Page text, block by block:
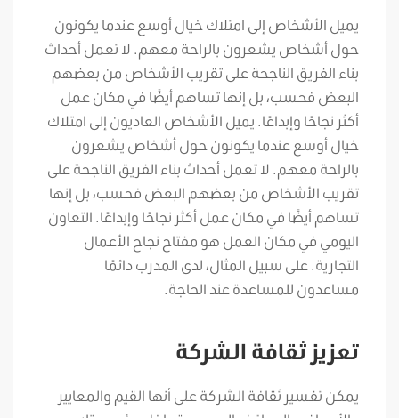
يميل الأشخاص إلى امتلاك خيال أوسع عندما يكونون
حول أشخاص يشعرون بالراحة معهم. لا تعمل أحداث
بناء الفريق الناجحة على تقريب الأشخاص من بعضهم
البعض فحسب، بل إنها تساهم أيضًا في مكان عمل
أكثر نجاحًا وإبداعًا. يميل الأشخاص العاديون إلى امتلاك
خيال أوسع عندما يكونون حول أشخاص يشعرون
بالراحة معهم. لا تعمل أحداث بناء الفريق الناجحة على
تقريب الأشخاص من بعضهم البعض فحسب، بل إنها
تساهم أيضًا في مكان عمل أكثر نجاحًا وإبداعًا. التعاون
اليومي في مكان العمل هو مفتاح نجاح الأعمال
التجارية. على سبيل المثال، لدى المدرب دائمًا
مساعدون للمساعدة عند الحاجة.
تعزيز ثقافة الشركة
يمكن تفسير ثقافة الشركة على أنها القيم والمعايير